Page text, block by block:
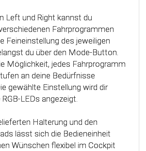
Left und Right kannst du
Fahrprogrammen
Feineinstellung des jeweiligen
du über den Mode-Button.
Möglichkeit, jedes Fahrprogramm
an deine Bedürfnisse
gewählte Einstellung wird dir
LEDs angezeigt.
Halterung und den
lässt sich die Bedieneinheit
Wünschen flexibel im Cockpit
alle Potenziale deines
und können optimal genutzt